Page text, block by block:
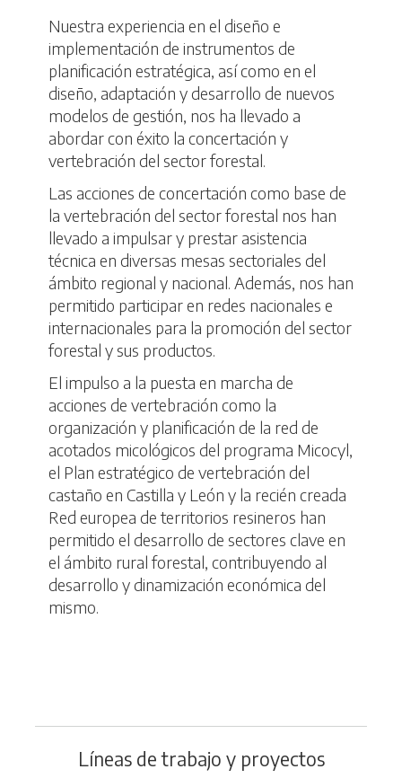
Nuestra experiencia en el diseño e
implementación de instrumentos de
planificación estratégica, así como en el
diseño, adaptación y desarrollo de nuevos
modelos de gestión, nos ha llevado a
abordar con éxito la concertación y
vertebración del sector forestal.
Las acciones de concertación como base de
la vertebración del sector forestal nos han
llevado a impulsar y prestar asistencia
técnica en diversas mesas sectoriales del
ámbito regional y nacional. Además, nos han
permitido participar en redes nacionales e
internacionales para la promoción del sector
forestal y sus productos.
El impulso a la puesta en marcha de
acciones de vertebración como la
organización y planificación de la red de
acotados micológicos del programa Micocyl,
el Plan estratégico de vertebración del
castaño en Castilla y León y la recién creada
Red europea de territorios resineros han
permitido el desarrollo de sectores clave en
el ámbito rural forestal, contribuyendo al
desarrollo y dinamización económica del
mismo.
Líneas de trabajo y proyectos